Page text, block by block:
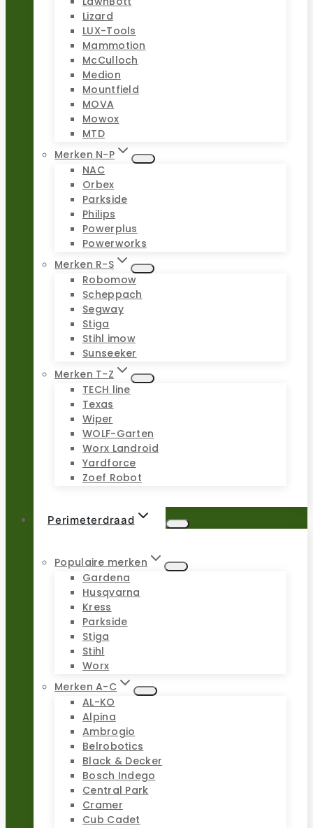
Lizard
LUX-Tools
Mammotion
McCulloch
Medion
Mountfield
MOVA
Mowox
MTD
Merken N-P
NAC
Orbex
Parkside
Philips
Powerplus
Powerworks
Merken R-S
Robomow
Scheppach
Segway
Stiga
Stihl imow
Sunseeker
Merken T-Z
TECH line
Texas
Wiper
WOLF-Garten
Worx Landroid
Yardforce
Zoef Robot
Perimeterdraad
Populaire merken
Gardena
Husqvarna
Kress
Parkside
Stiga
Stihl
Worx
Merken A-C
AL-KO
Alpina
Ambrogio
Belrobotics
Black & Decker
Bosch Indego
Central Park
Cramer
Cub Cadet